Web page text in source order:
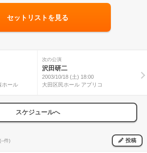
セットリストを見る
ホール
次の公演
沢田研二
2003/10/18 (土) 18:00
大田区民ホール アプリコ
スケジュールへ
(--件) 投稿